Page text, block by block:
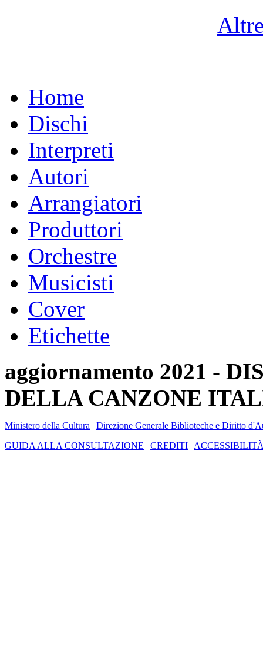
Home
Dischi
Interpreti
Autori
Arrangiatori
Produttori
Orchestre
Musicisti
Cover
Etichette
aggiornamento 2021 -
DELLA CANZONE
Ministero della Cultura | Direzione Generale Biblioteche e Diritto
GUIDA ALLA CONSULTAZIONE | CREDITI |